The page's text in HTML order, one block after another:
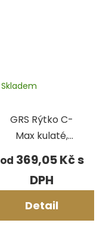
GRS Rýtko C-
Max kulaté,
polotovar
Skladem
od 369,05 Kč
Detail